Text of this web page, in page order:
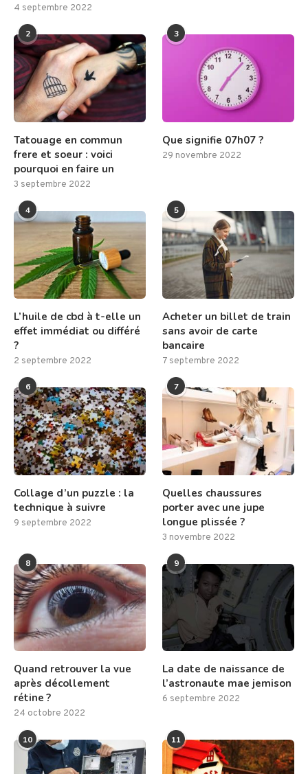
4 septembre 2022
2
Tatouage en commun
frere et soeur : voici
pourquoi en faire un
3 septembre 2022
3
Que signifie 07h07 ?
29 novembre 2022
4
L’huile de cbd à t-elle un
effet immédiat ou différé
?
2 septembre 2022
5
Acheter un billet de train
sans avoir de carte
bancaire
7 septembre 2022
6
Collage d’un puzzle : la
technique à suivre
9 septembre 2022
7
Quelles chaussures
porter avec une jupe
longue plissée ?
3 novembre 2022
8
Quand retrouver la vue
après décollement
rétine ?
24 octobre 2022
9
La date de naissance de
l’astronaute mae jemison
6 septembre 2022
10 11